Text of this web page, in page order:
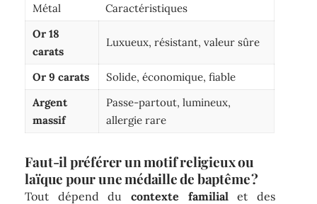
Métal
Caractéristiques
Or 18
carats
Luxueux, résistant, valeur sûre
Or 9 carats
Solide, économique, fiable
Argent
massif
Passe-partout, lumineux,
allergie rare
Faut-il préférer un motif religieux ou
laïque pour une médaille de baptême ?
Tout dépend du contexte familialet des